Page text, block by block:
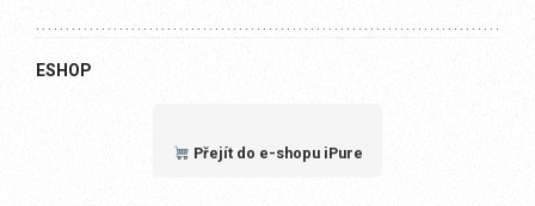
ESHOP
Přejít do e-shopu iPure